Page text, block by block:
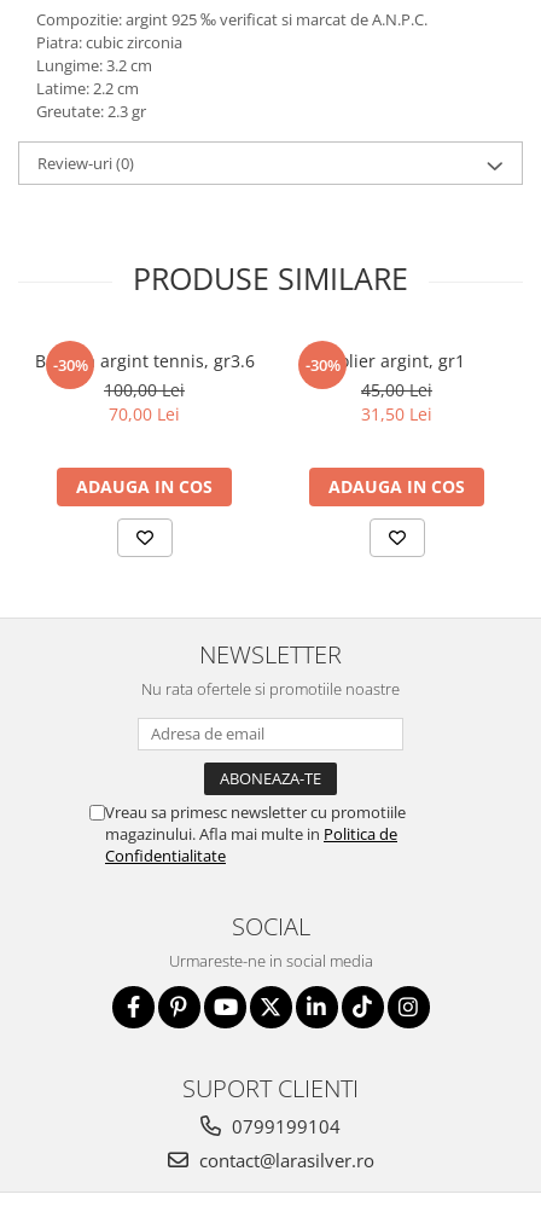
marimea 54
marimea 55
marimea 56
marimea 57
marimea 58
marimea 59
Compozitie: argint 925 ‰ verificat si marcat de A.N.P.C.
Piatra: cubic zirconia
Lungime: 3.2 cm
Latime: 2.2 cm
Greutate: 2.3 gr
Review-uri(0)
PRODUSE SIMILARE
-30%
Bratara argint tennis, gr3.6
100,00 Lei
70,00 Lei
ADAUGA IN COS
-30%Colier argint, gr1
45,00 Lei
31,50 Lei
ADAUGA IN COS
NEWSLETTER
Nu rata ofertele si promotiile noastre
Vreau sa primesc newsletter cu promotiile
magazinului. Afla mai multe in Politica de
Confidentialitate
SOCIAL
Urmareste-ne in social media
SUPORT CLIENTI
0799199104
contact@larasilver.ro